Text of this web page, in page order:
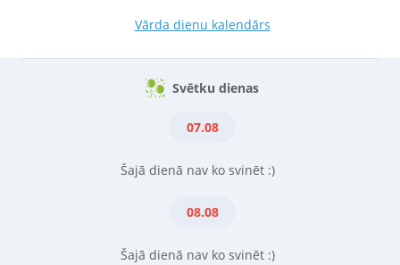
Vārda dienu kalendārs
Svētku dienas
07.08
Šajā dienā nav ko svinēt :)
08.08
Šajā dienā nav ko svinēt :)